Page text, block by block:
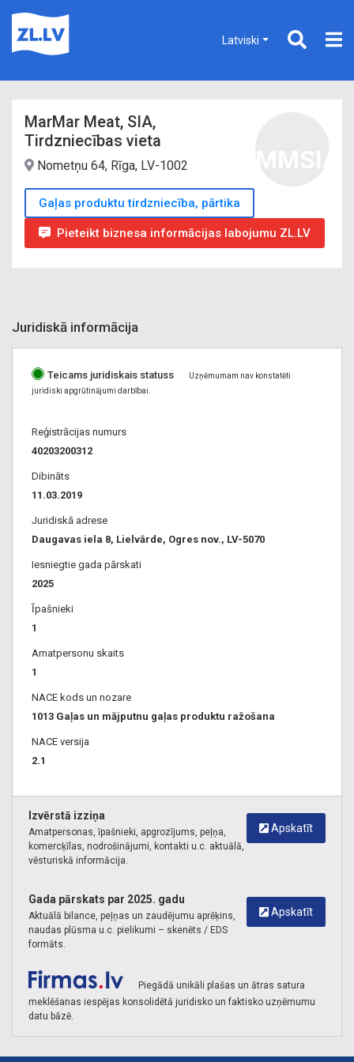
Latviski
MarMar Meat, SIA,
Tirdzniecības vieta
Nometņu 64, Rīga, LV-1002
Gaļas produktu tirdzniecība, pārtika
Pieteikt biznesa informācijas labojumu ZL.LV
Juridiskā informācija
Teicams juridiskais statuss
Uzņēmumam nav konstatēti
juridiski apgrūtinājumi darbībai.
Reģistrācijas numurs
40203200312
Dibināts
11.03.2019
Juridiskā adrese
Daugavas iela 8, Lielvārde, Ogres nov., LV-5070
Iesniegtie gada pārskati
2025
Īpašnieki
1
Amatpersonu skaits
1
NACE kods un nozare
1013 Gaļas un mājputnu gaļas produktu ražošana
NACE versija
2.1
Apskatīt
Izvērstā izziņa
Amatpersonas, īpašnieki, apgrozījums, peļņa,
komercķīlas, nodrošinājumi, kontakti u.c. aktuālā,
vēsturiskā informācija.
Apskatīt
Gada pārskats par 2025. gadu
Aktuālā bilance, peļņas un zaudējumu aprēķins,
naudas plūsma u.c. pielikumi – skenēts / EDS
formāts.
Piegādā unikāli plašas un ātras satura
meklēšanas iespējas konsolidētā juridisko un faktisko uzņēmumu
datu bāzē.